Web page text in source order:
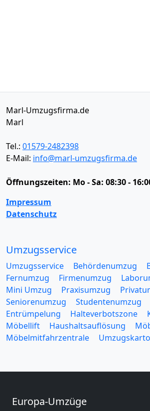
Marl-Umzugsfirma.de
Marl
Tel.: 01579-2482398
E-Mail: info@marl-umzugsfirma.de
Öffnungszeiten: Mo - Sa: 08:30 -
Impressum
Datenschutz
Umzugsservice
Umzugsservice Behördenumzug
Fernumzug
Firmenumzug
Mini Umzug
Praxisumzug
Seniorenumzug
Studentenumzug
Entrümpelung
Halteverbotszone
Möbellift
Haushaltsauflösung
Möbelmitfahrzentrale
Europa-Umzüge